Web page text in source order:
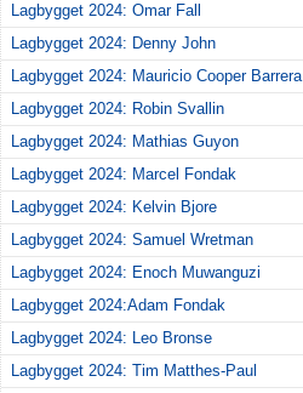
Lagbygget 2024: Omar Fall
Lagbygget 2024: Denny John
Lagbygget 2024: Mauricio Cooper Barrera
Lagbygget 2024: Robin Svallin
Lagbygget 2024: Mathias Guyon
Lagbygget 2024: Marcel Fondak
Lagbygget 2024: Kelvin Bjore
Lagbygget 2024: Samuel Wretman
Lagbygget 2024: Enoch Muwanguzi
Lagbygget 2024:Adam Fondak
Lagbygget 2024: Leo Bronse
Lagbygget 2024: Tim Matthes-Paul